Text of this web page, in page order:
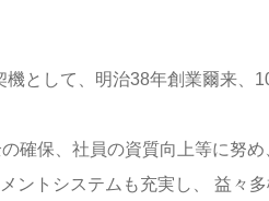
として、明治38年創業爾来、
確保、社員の資質向上等に努
ントシステムも充実し、 益々